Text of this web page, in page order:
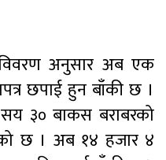
अनुसार अब एक
छपाई हुन बाँकी छ ।
३० बाकस बराबरको
छ । अब १४ हजार ४